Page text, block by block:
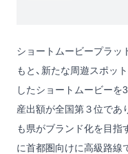
ショートムービープラッ
もと、新たな周遊スポッ
したショートムービーを
産出額が全国第３位であ
も県がブランド化を目指
に首都圏向けに高級路線